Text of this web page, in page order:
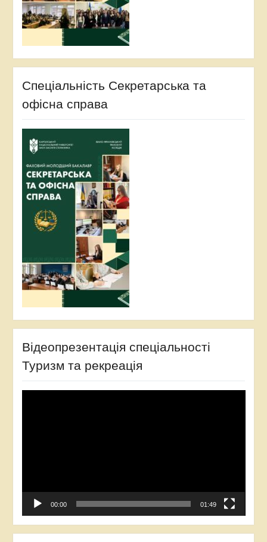
Спеціальність Секретарська та
офісна справа
Відеопрезентація спеціальності
Туризм та рекреація
00:00 01:49